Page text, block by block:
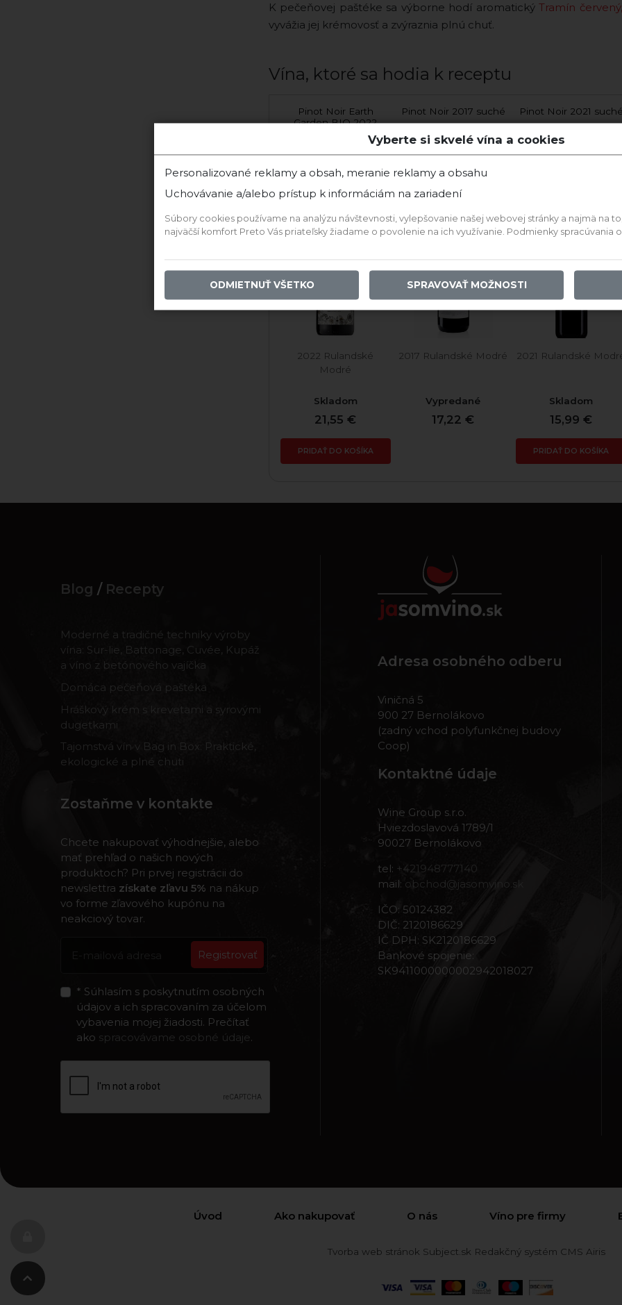
K pečeňovej paštéke sa výborne hodí aromatickýTramín červený,
vyvážia jej krémovosť a zvýraznia plnú chuť.
Vína, ktoré sa hodia k receptu
Terroir 2022 suché
Pinot Noir Earth
Garden BIO 2022
BIO
2022 Rulandské
Modré
Skladom
21,55 €
PRIDAŤ DO KOŠÍKA
Pinot Noir 2017 suché
Pavelka & syn
2017 Rulandské Modré
Vypredané
17,22 €
Pinot Noir 2021 suché
Karpatská Perla
TIP vinára
2021 Rulandské
Skladom
15,99 €
PRIDAŤ DO KOŠÍKA
‹
Blog / Recepty
Moderné a tradičné techniky výroby
vína: Sur-lie, Battonage, Cuvée, Kupáž
a víno z betónového vajíčka
Domáca pečeňová paštéka
Hráškový krém s krevetami a syrovými
dugetkami
Tajomstvá vín v Bag in Box: Praktické,
ekologické a plné chuti
Zostaňme v kontakte
Chcete nakupovať výhodnejšie, alebo
mať prehľad o našich nových
produktoch? Pri prvej registrácii do
newslettra získate zľavu 5% na nákup
vo forme zľavového kupónu na
neakciový tovar.
Registrovať
* Súhlasím s poskytnutím osobných
údajov a ich spracovaním za účelom
vybavenia mojej žiadosti. Prečítať
ako spracovávame osobné údaje.
Adresa osobného odberu
Viničná 5
900 27 Bernolákovo
(zadný vchod polyfunkčnej budovy
Coop)
Kontaktné údaje
Wine Group s.r.o.
Hviezdoslavová 1789/1
90027 Bernolákovo
tel: +421948777140
mail: obchod@jasomvino.sk
IČO: 50124382
DIČ: 2120186629
IČ DPH: SK2120186629
Bankové spojenie:
SK9411000000002942018027
Úvod Ako nakupovať O nás Víno pre firmy
Tvorba web stránok Subject.sk Redakčný systém CMS Airis
Vyberte si skvelé vína a cookies
Personalizované reklamy a obsah, meranie reklamy a obsahu
Uchovávanie a/alebo prístup k informáciám na zariadení
Súbory cookies používame na analýzu návštevnosti, vylepšovanie našej webovej stránky a najmä na
najväčší komfort Preto Vás priateľsky žiadame o povolenie na ich využívanie. Podmienky spracúvania
ODMIETNUŤ VŠETKO SPRAVOVAŤ MOŽNOSTI